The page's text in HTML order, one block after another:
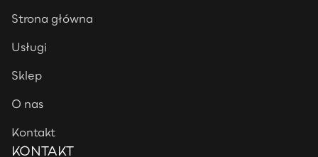
Strona główna
Usługi
Sklep
O nas
Kontakt
KONTAKT